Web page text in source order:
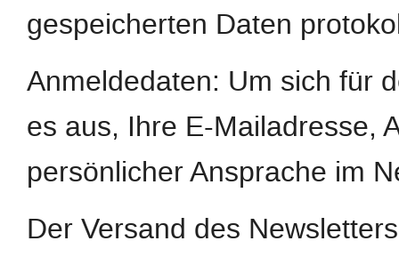
gespeicherten Daten
Anmeldedaten: Um sich für
es aus, Ihre E-Mailadresse,
persönlicher Ansprache im
Der Versand des